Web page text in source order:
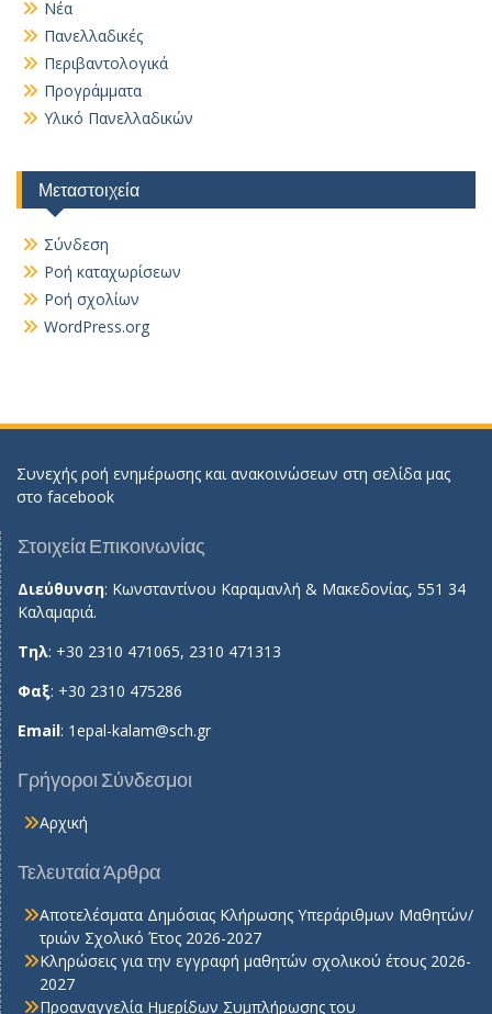
Νέα
Πανελλαδικές
Περιβαντολογικά
Προγράμματα
Υλικό Πανελλαδικών
Μεταστοιχεία
Σύνδεση
Ροή καταχωρίσεων
Ροή σχολίων
WordPress.org
Συνεχής ροή ενημέρωσης και ανακοινώσεων στη σελίδα μας
στο facebook
Στοιχεία Επικοινωνίας
Διεύθυνση: Κωνσταντίνου Καραμανλή & Μακεδονίας, 551 34
Καλαμαριά.
Τηλ: +30 2310 471065, 2310 471313
Φαξ: +30 2310 475286
Email: 1epal-kalam@sch.gr
Γρήγοροι Σύνδεσμοι
Αρχική
Τελευταία Άρθρα
Αποτελέσματα Δημόσιας Κλήρωσης Υπεράριθμων Μαθητών/
τριών Σχολικό Έτος 2026-2027
Κληρώσεις για την εγγραφή μαθητών σχολικού έτους 2026-
2027
Προαναγγελία Ημερίδων Συμπλήρωσης του